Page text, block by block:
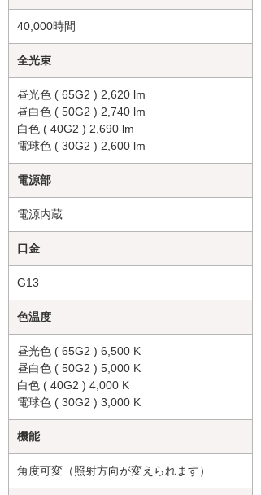
40,000時間
全光束
昼光色 ( 65G2 ) 2,620 lm
昼白色 ( 50G2 ) 2,740 lm
白色 ( 40G2 ) 2,690 lm
電球色 ( 30G2 ) 2,600 lm
電源部
電源内蔵
口金
G13
色温度
昼光色 ( 65G2 ) 6,500 K
昼白色 ( 50G2 ) 5,000 K
白色 ( 40G2 ) 4,000 K
電球色 ( 30G2 ) 3,000 K
機能
角度可変（照射方向が変えられます）